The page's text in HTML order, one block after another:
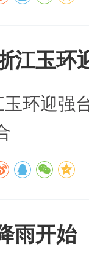
江玉环
环迎强
雨开始